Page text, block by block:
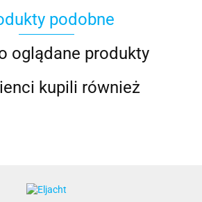
podobne
oglądane produkty
kupili również